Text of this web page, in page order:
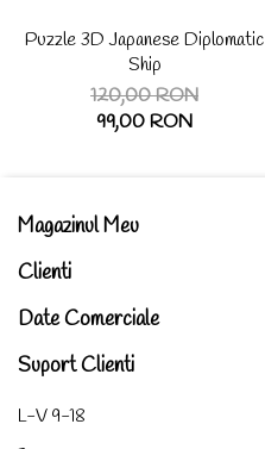
Puzzle 3D Japanese Diplomatic
Ship
120,00 RON
99,00 RON
Magazinul Meu
Clienti
Date Comerciale
Suport Clienti
L-V 9-18